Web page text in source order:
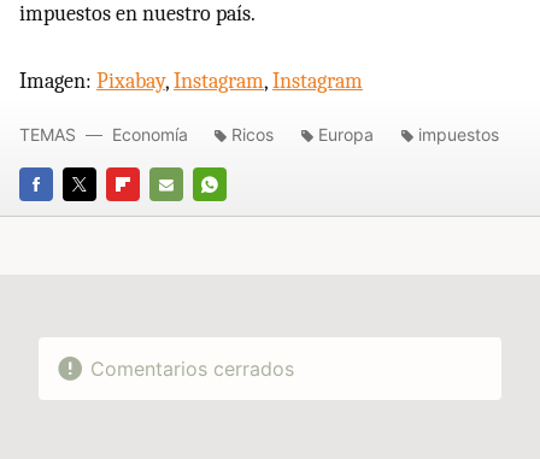
impuestos en nuestro país.
Imagen: Pixabay,Instagram,Instagram
FACEBOOK
TWITTERFLIPBOARD
E-
WHATSAPP
TEMAS Economía Ricos Europa impuestos
Comentarios cerrados